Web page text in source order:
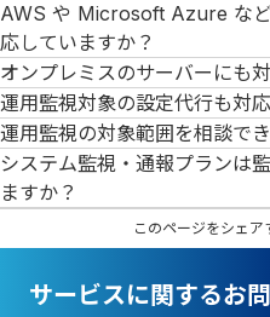
AWS や Microsoft Azure な
応していますか？
オンプレミスのサーバーにも
運用監視対象の設定代行も対
運用監視の対象範囲を相談で
システム監視・通報プランは
ますか？
このページをシェア
サービスに関するお